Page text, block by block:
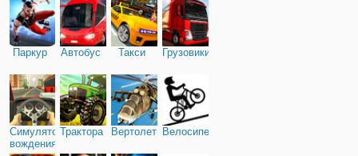
Паркур Автобус Такси Грузовики
Симулятор
вождения
Трактора ВертолетыВелосипед